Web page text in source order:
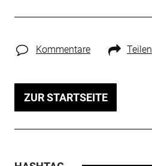
Kommentare Teilen
ZUR STARTSEITE